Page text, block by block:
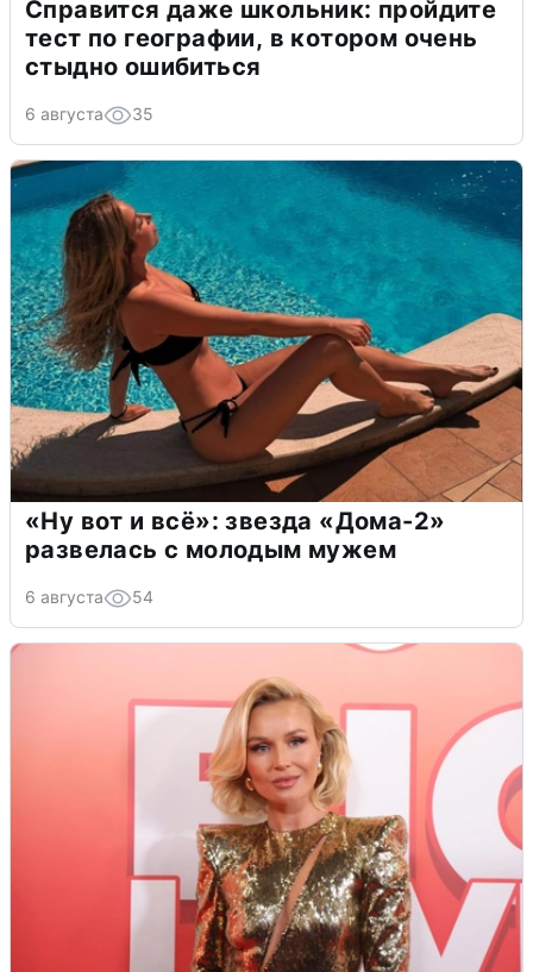
Справится даже школьник: пройдите
тест по географии, в котором очень
стыдно ошибиться
6 августа 35
«Ну вот и всё»: звезда «Дома-2»
развелась с молодым мужем
6 августа 54